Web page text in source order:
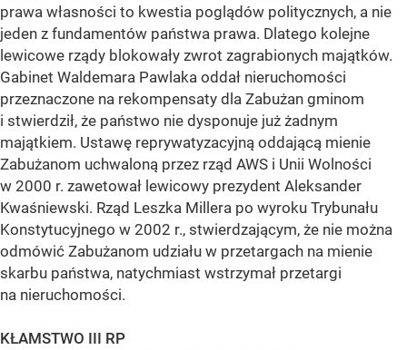
prawa własności to kwestia poglądów politycznych, a nie
jeden z fundamentów państwa prawa. Dlatego kolejne
lewicowe rządy blokowały zwrot zagrabionych majątków.
Gabinet Waldemara Pawlaka oddał nieruchomości
przeznaczone na rekompensaty dla Zabużan gminom
i stwierdził, że państwo nie dysponuje już żadnym
majątkiem. Ustawę reprywatyzacyjną oddającą mienie
Zabużanom uchwaloną przez rząd AWS i Unii Wolności
w 2000 r. zawetował lewicowy prezydent Aleksander
Kwaśniewski. Rząd Leszka Millera po wyroku Trybunału
Konstytucyjnego w 2002 r., stwierdzającym, że nie można
odmówić Zabużanom udziału w przetargach na mienie
skarbu państwa, natychmiast wstrzymał przetargi
na nieruchomości.
KŁAMSTWO III RP